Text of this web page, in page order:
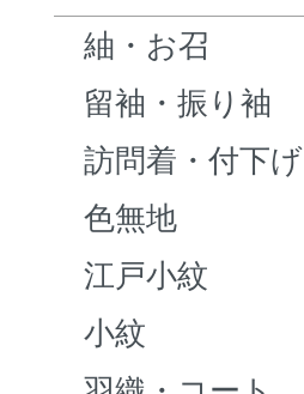
紬・お召
留袖・振り袖
訪問着・付下げ
色無地
江戸小紋
小紋